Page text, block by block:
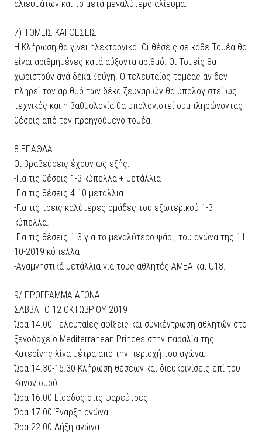
αλιευμάτων και το μετά μεγαλύτερο αλίευμα.
7) ΤΟΜΕΙΣ ΚΑΙ ΘΕΣΕΙΣ
Η Κλήρωση θα γίνει ηλεκτρονικά. Οι θέσεις σε κάθε Τομέα θα
είναι αριθμημένες κατά αύξοντα αριθμό. Οι Τομείς θα
χωριστούν ανά δέκα ζεύγη. Ο τελευταίος τομέας αν δεν
πληρεί τον αριθμό των δέκα ζευγαριών θα υπολογιστεί ως
τεχνικός και η βαθμολογία θα υπολογιστεί συμπληρώνοντας
θέσεις από τον προηγούμενο τομέα.
8 EΠΑΘΛΑ
Οι βραβεύσεις έχουν ως εξής:
-Για τις θέσεις 1-3 κύπελλα + μετάλλια
-Για τις θέσεις 4-10 μετάλλια
-Για τις τρεις καλύτερες ομάδες του εξωτερικού 1-3
κύπελλα.
-Για τις θέσεις 1-3 για το μεγαλύτερο ψάρι, του αγώνα της 11-
10-2019 κύπελλα
-Αναμνηστικά μετάλλια για τους αθλητές ΑΜΕΑ και U18.
9/ ΠΡΟΓΡΑΜΜΑ ΑΓΩΝΑ
ΣΑΒΒΑΤΟ 12 ΟΚΤΩΒΡΙΟΥ 2019
Ώρα 14.00 Τελευταίες αφίξεις και συγκέντρωση αθλητών στο
ξενοδοχείο Mediterranean Princes στην παραλία της
Κατερίνης λίγα μέτρα από την περιοχή του αγώνα.
Ώρα 14.30-15.30 Κλήρωση θέσεων και διευκρινίσεις επί του
Κανονισμού
Ώρα 16.00 Είσοδος στις ψαρεύτρες
Ώρα 17.00 Έναρξη αγώνα
Ώρα 22.00 Λήξη αγώνα